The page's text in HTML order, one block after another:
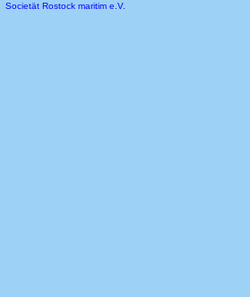
Societät Rostock maritim e.V.